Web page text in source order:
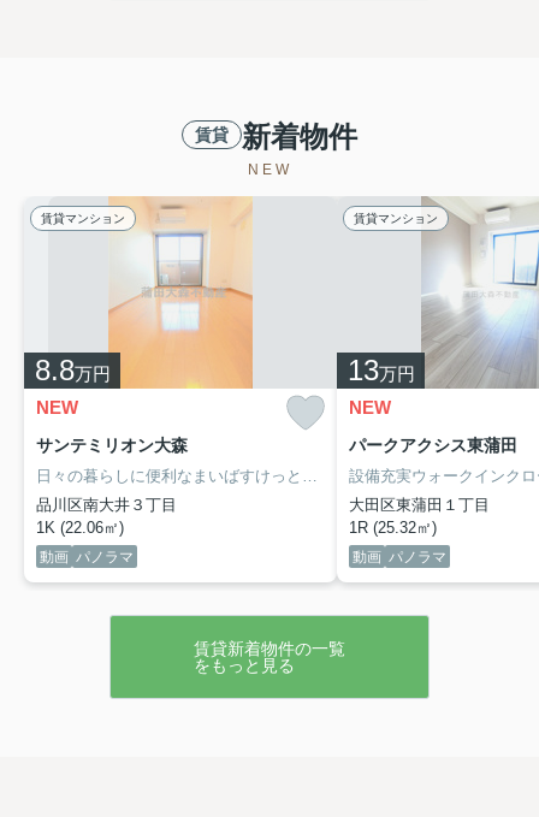
賃貸 新着物件
NEW
賃貸マンション
8.8万円
NEW
サンテミリオン大森
品川区南大井３丁目
1K (22.06㎡)
動画 パノラマ
賃貸マンション
13万円
NEW
パークアクシス東蒲田
大田区東蒲田１丁目
1R (25.32㎡)
動画 パノラマ
賃貸新着物件の一覧
をもっと見る